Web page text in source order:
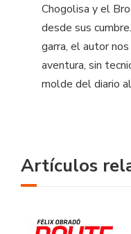
Chogolisa y el
desde sus
garra, el autor
aventura, sin
molde del diario
Artículos